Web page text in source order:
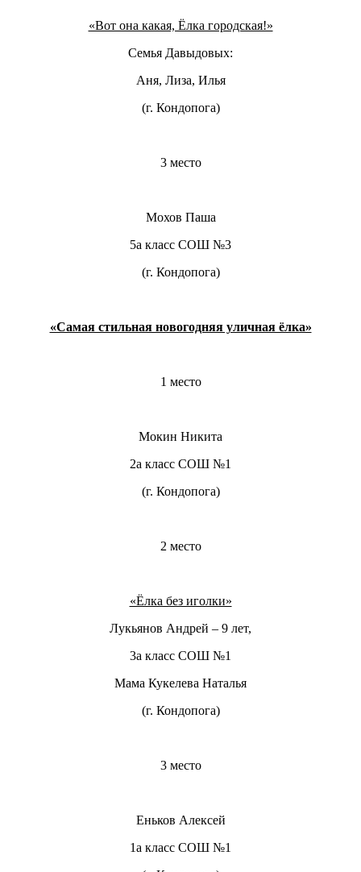
«Вот она какая, Ёлка городская!»
Семья Давыдовых:
Аня, Лиза, Илья
(г. Кондопога)
3 место
Мохов Паша
5а класс СОШ №3
(г. Кондопога)
«Самая стильная новогодняя уличная ёлка»
1 место
Мокин Никита
2а класс СОШ №1
(г. Кондопога)
2 место
«Ёлка без иголки»
Лукьянов Андрей – 9 лет,
3а класс СОШ №1
Мама Кукелева Наталья
(г. Кондопога)
3 место
Еньков Алексей
1а класс СОШ №1